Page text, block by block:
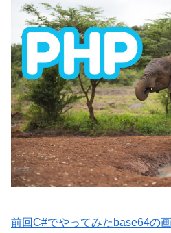
前回C#でやってみたbase64の